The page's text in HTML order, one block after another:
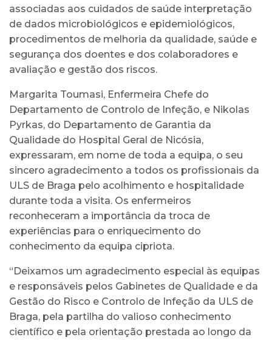
associadas aos cuidados de saúde interpretação
de dados microbiológicos e epidemiológicos,
procedimentos de melhoria da qualidade, saúde e
segurança dos doentes e dos colaboradores e
avaliação e gestão dos riscos.
Margarita Toumasi, Enfermeira Chefe do
Departamento de Controlo de Infeção, e Nikolas
Pyrkas, do Departamento de Garantia da
Qualidade do Hospital Geral de Nicósia,
expressaram, em nome de toda a equipa, o seu
sincero agradecimento a todos os profissionais da
ULS de Braga pelo acolhimento e hospitalidade
durante toda a visita. Os enfermeiros
reconheceram a importância da troca de
experiências para o enriquecimento do
conhecimento da equipa cipriota.
“Deixamos um agradecimento especial às equipas
e responsáveis pelos Gabinetes de Qualidade e da
Gestão do Risco e Controlo de Infeção da ULS de
Braga, pela partilha do valioso conhecimento
científico e pela orientação prestada ao longo da